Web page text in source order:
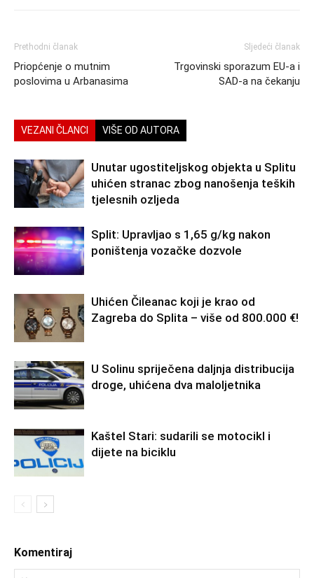
Prethodni članak
Priopćenje o mutnim
poslovima u Arbanasima
Sljedeći članak
Trgovinski sporazum EU-a i
SAD-a na čekanju
VEZANI ČLANCI VIŠE OD AUTORA
Unutar ugostiteljskog objekta u Splitu
uhićen stranac zbog nanošenja teških
tjelesnih ozljeda
Split: Upravljao s 1,65 g/kg nakon
poništenja vozačke dozvole
Uhićen Čileanac koji je krao od
Zagreba do Splita – više od 800.000 €!
U Solinu spriječena daljnja distribucija
droge, uhićena dva maloljetnika
Kaštel Stari: sudarili se motocikl i
dijete na biciklu
Komentiraj